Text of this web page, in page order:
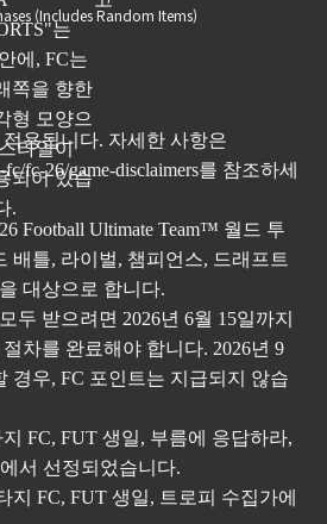
(Includes Random Items)
용됩니다. 자세한 사항은
fc/fc-26/game-disclaimers를 참조하세
Football Ultimate Team™ 월드 투
배틀, 라이벌, 챔피언스, 드래프트
대상으로 합니다.
두 받으려면 2026년 6월 15일까지
차를 완료해야 합니다. 2026년 9
경우, FC 포인트는 지급되지 않습
FC, FUT 생일, 부름에 응답하라,
서 선정되었습니다.
지 FC, FUT 생일, 트로피 수집가에